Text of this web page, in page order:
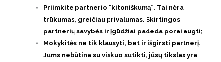
Priimkite partnerio “kitoniškumą”. Tai nėra
trūkumas, greičiau privalumas. Skirtingos
partnerių savybės ir įgūdžiai padeda porai augti;
Mokykitės ne tik klausyti, bet ir išgirsti partnerį.
Jums nebūtina su viskuo sutikti, jūsų tikslas yra